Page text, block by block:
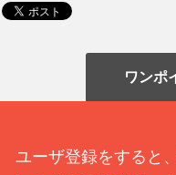
ワンポ
ユーザ登録をすると